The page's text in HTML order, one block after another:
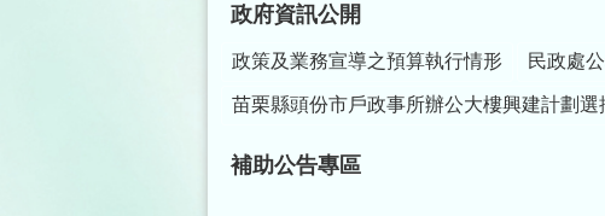
政府資訊公開
政策及業務宣導之預算執行情形 民政處
苗栗縣頭份市戶政事所辦公大樓興建計劃
補助公告專區